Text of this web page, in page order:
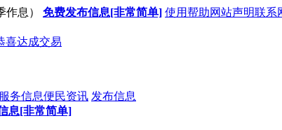
作息） 免费发布信息[非常简单] 使用帮助网站声明联系
服务信息便民资讯 发布信息
息[非常简单]